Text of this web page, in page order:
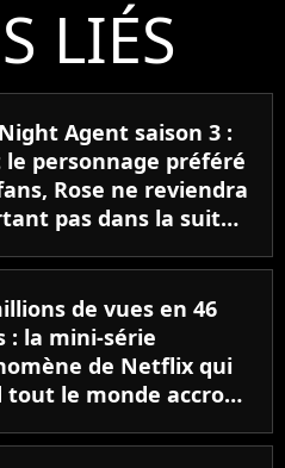
LIÉS
Agent saison 3 :
le personnage préféré
Rose ne reviendra
pas dans la suite,
de vues en 46
: la mini-série
de Netflix qui
tout le monde accro